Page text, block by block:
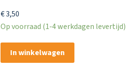
€3,50
Op voorraad (1-4 werkdagen levertijd)
In winkelwagen